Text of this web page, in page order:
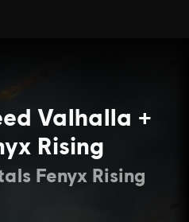
Valhalla +
Rising
Fenyx Rising